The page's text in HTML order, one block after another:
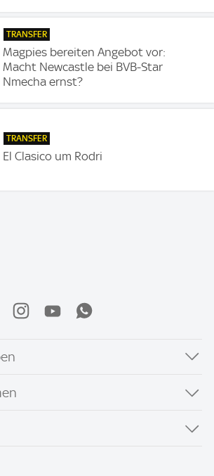
TRANSFER
Magpies bereiten Angebot vor:
Macht Newcastle bei BVB-Star
Nmecha ernst?
TRANSFER
El Clasico um Rodri